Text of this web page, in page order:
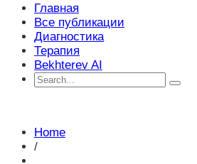
Главная
Все публикации
Диагностика
Терапия
Bekhterev AI
Home
/